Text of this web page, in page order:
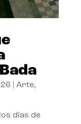
Arte,
días de